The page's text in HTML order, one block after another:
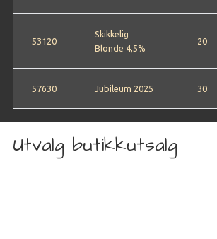
53120
Skikkelig
Blonde 4,5%
20
57630 Jubileum 2025 30
Utvalg butikkutsalg